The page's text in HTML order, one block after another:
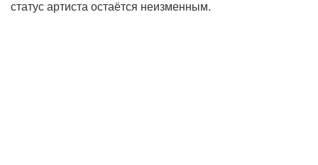
статус артиста остаётся неизменным.